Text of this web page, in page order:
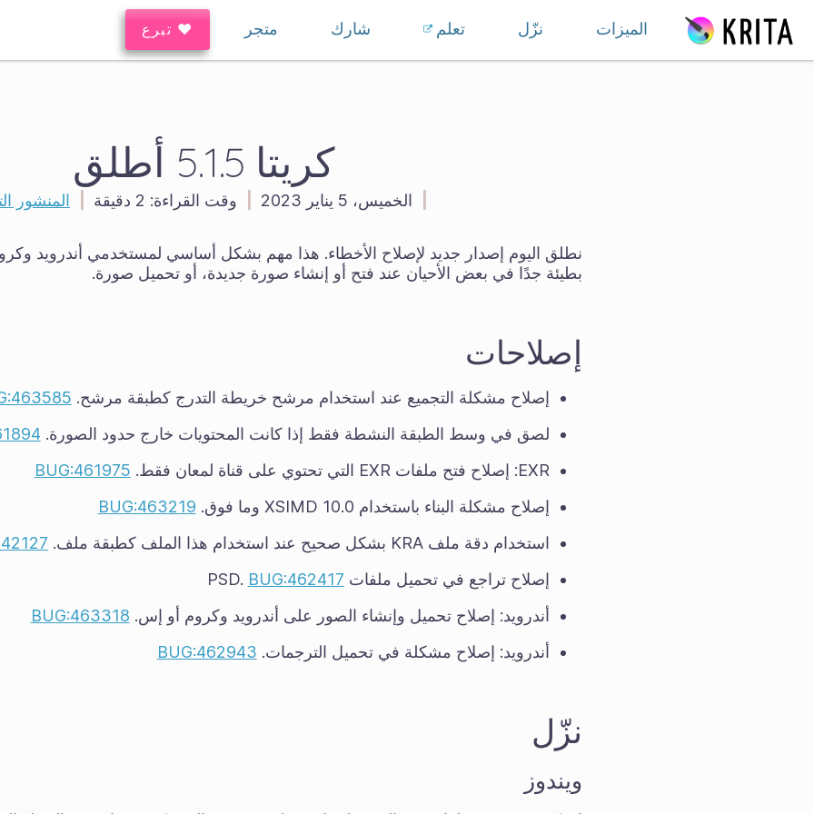
الميزات
نزّل تعلم شارك متجر ♥ تبرع
كريتا 5.1.5 أطلق
الخميس، 5 يناير 2023 وقت القراءة: المنشور
نطلق اليوم إصدار جديد لإصلاح الأخطاء. هذا مهم بشكل أساسي لمستخدمي أندرويد
بطيئة جدًا في بعض الأحيان عند فتح أو إنشاء صورة جديدة، أو تحميل صورة.
إصلاحات
إصلاح مشكلة التجميع عند استخدام مرشح خريطة التدرج كطبقة مرشح.
لصق في وسط الطبقة النشطة فقط إذا كانت المحتويات خارج حدود الصورة.
EXR: إصلاح فتح ملفات EXR التي تحتوي على قناة لمعان فقط.
BUG:461975
إصلاح مشكلة البناء باستخدام XSIMD 10.0 وما فوق.
BUG:463219
استخدام دقة ملف KRA بشكل صحيح عند استخدام هذا الملف كطبقة ملف.
إصلاح تراجع في تحميل ملفات PSD. BUG:462417
أندرويد: إصلاح تحميل وإنشاء الصور على أندرويد وكروم أو إس. BUG:463318
أندرويد: إصلاح مشكلة في تحميل الترجمات. BUG:462943
نزّل
ويندوز